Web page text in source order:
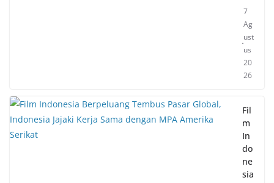
7
Ag
ust
us
20
26
Fil
m
In
do
ne
sia